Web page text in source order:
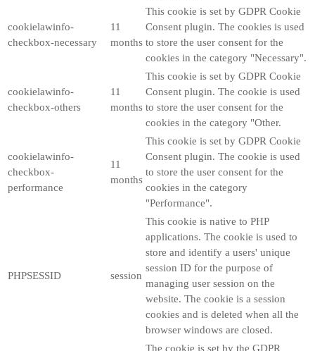
cookielawinfo-
checkbox-necessary
11
months
This cookie is set by GDPR Cookie
Consent plugin. The cookies is used
to store the user consent for the
cookies in the category "Necessary".
cookielawinfo-
checkbox-others
11
months
This cookie is set by GDPR Cookie
Consent plugin. The cookie is used
to store the user consent for the
cookies in the category "Other.
cookielawinfo-
checkbox-
performance
11
months
This cookie is set by GDPR Cookie
Consent plugin. The cookie is used
to store the user consent for the
cookies in the category
"Performance".
PHPSESSID session
This cookie is native to PHP
applications. The cookie is used to
store and identify a users' unique
session ID for the purpose of
managing user session on the
website. The cookie is a session
cookies and is deleted when all the
browser windows are closed.
The cookie is set by the GDPR